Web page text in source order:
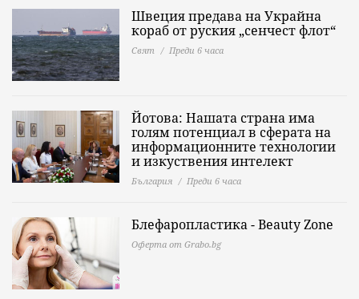
Швеция предава на Украйна
кораб от руския „сенчест флот“
Свят Преди 6 часа
Йотова: Нашата страна има
голям потенциал в сферата на
информационните технологии
и изкуствения интелект
България Преди 6 часа
Блефаропластика - Beauty Zone
Оферта от Grabo.bg